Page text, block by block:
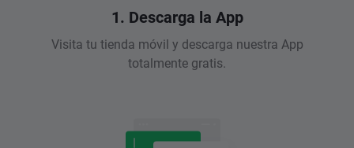
1. Descarga la App
Visita tu tienda móvil y descarga nuestra App
totalmente gratis.